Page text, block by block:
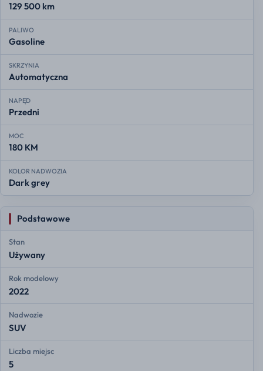
129 500 km
PALIWO
Gasoline
SKRZYNIA
Automatyczna
NAPĘD
Przedni
MOC
180 KM
KOLOR NADWOZIA
Dark grey
Podstawowe
Stan
Używany
Rok modelowy
2022
Nadwozie
SUV
Liczba miejsc
5